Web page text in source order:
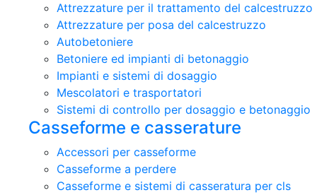
Attrezzature per il trattamento del calcestruzzo
Attrezzature per posa del calcestruzzo
Autobetoniere
Betoniere ed impianti di betonaggio
Impianti e sistemi di dosaggio
Mescolatori e trasportatori
Sistemi di controllo per dosaggio e betonaggio
Casseforme e casserature
Accessori per casseforme
Casseforme a perdere
Casseforme e sistemi di casseratura per cls